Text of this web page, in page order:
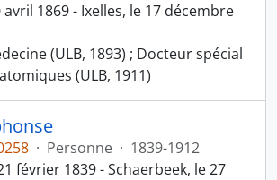
avril 1869 - Ixelles, le 17 décembre
(ULB, 1893) ; Docteur spécial
(ULB, 1911)
· Personne · 1839-1912
février 1839 - Schaerbeek, le 27